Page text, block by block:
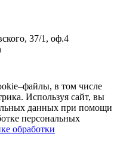
37/1, оф.4
в том числе
Используя сайт, вы
данных при помощи
персональных
обработки